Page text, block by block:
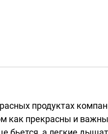
продуктах
как прекрасны и